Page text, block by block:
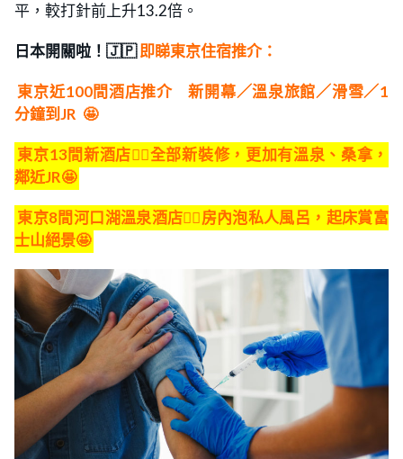
平，較打針前上升13.2倍。
日本開關啦！🇯🇵即睇東京住宿推介：
東京近100間酒店推介 新開幕／溫泉旅館／滑雪／1
分鐘到JR 🤩
東京13間新酒店👍🏻全部新裝修，更加有溫泉、桑拿，
鄰近JR🤩
東京8間河口湖溫泉酒店👍🏻房內泡私人風呂，起床賞富
士山絕景🤩